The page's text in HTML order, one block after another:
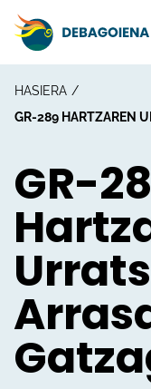
HASIERA
GR-289 HARTZAREN
GR-